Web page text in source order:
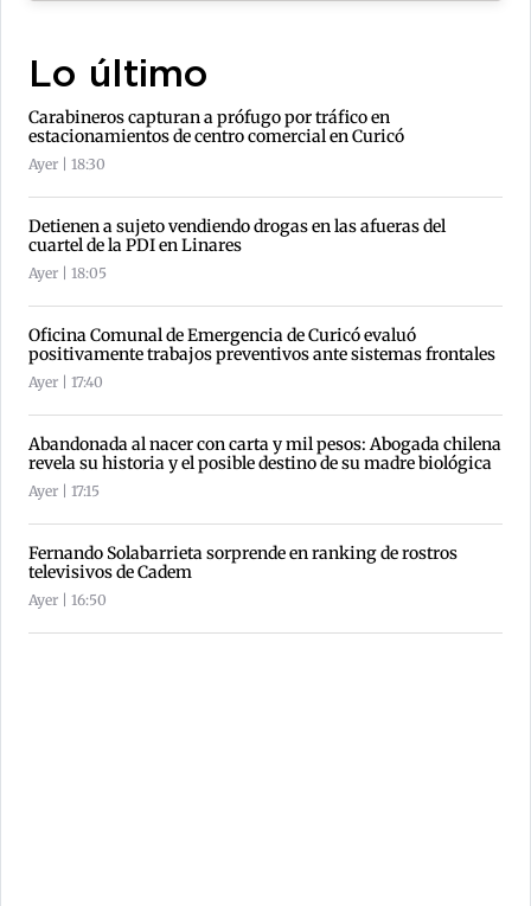
Lo último
Carabineros capturan a prófugo por tráfico en
estacionamientos de centro comercial en Curicó
Ayer | 18:30
Detienen a sujeto vendiendo drogas en las afueras del
cuartel de la PDI en Linares
Ayer | 18:05
Oficina Comunal de Emergencia de Curicó evaluó
positivamente trabajos preventivos ante sistemas frontales
Ayer | 17:40
Abandonada al nacer con carta y mil pesos: Abogada chilena
revela su historia y el posible destino de su madre biológica
Ayer | 17:15
Fernando Solabarrieta sorprende en ranking de rostros
televisivos de Cadem
Ayer | 16:50